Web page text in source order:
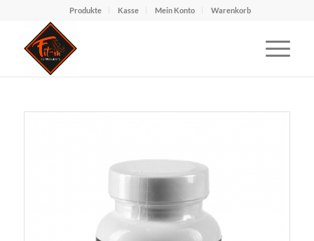
Produkte Kasse Mein Konto Warenkorb